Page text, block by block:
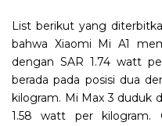
List berikut yang
bahwa Xiaomi Mi A1
dengan SAR 1.74 watt
berada pada posisi dua
kilogram. Mi Max 3 duduk
1.58 watt per kilogram.